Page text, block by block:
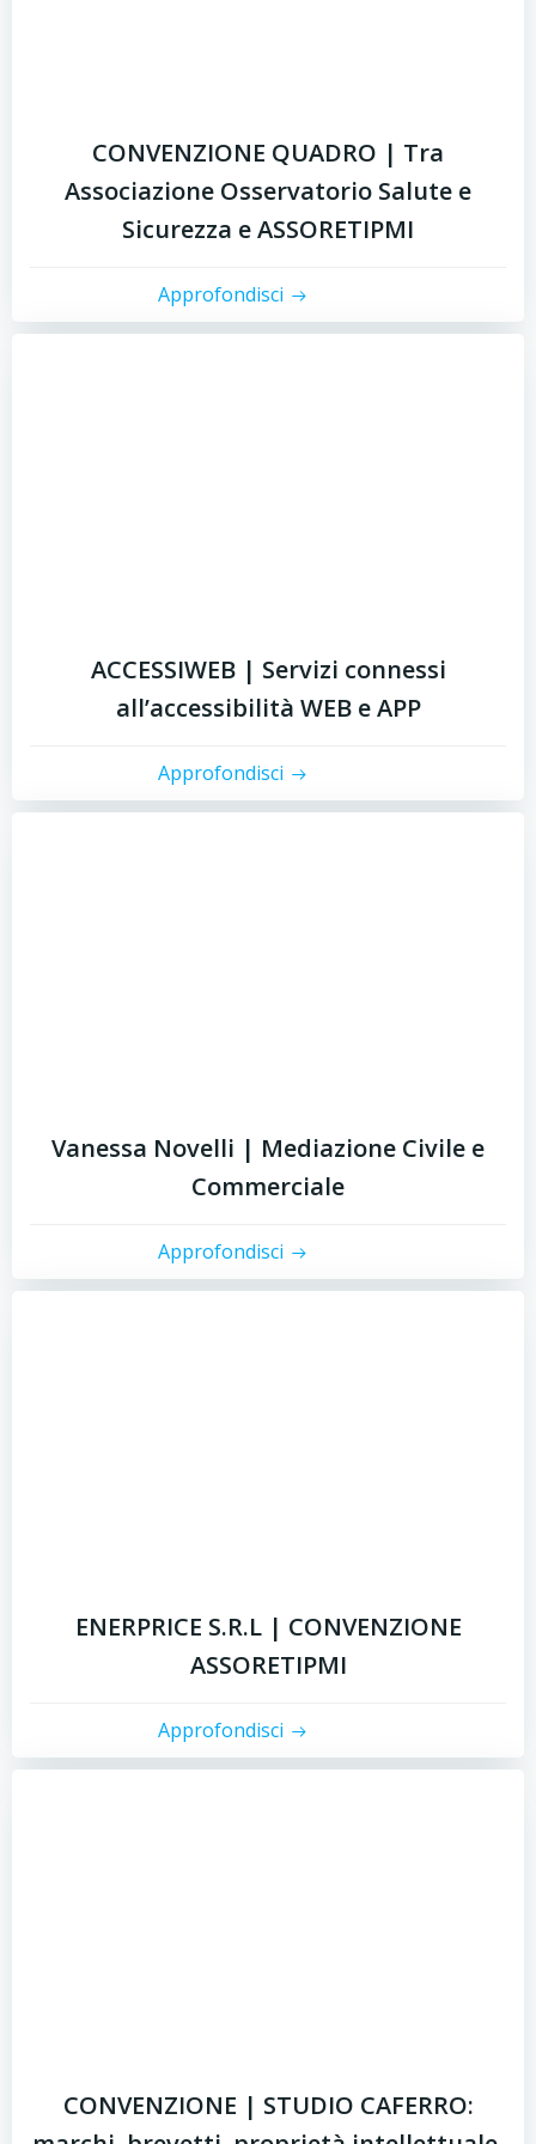
CONVENZIONE QUADRO | Tra
Associazione Osservatorio Salute e
Sicurezza e ASSORETIPMI
Approfondisci
ACCESSIWEB | Servizi connessi
all’accessibilità WEB e APP
Approfondisci
Vanessa Novelli | Mediazione Civile e
Commerciale
Approfondisci
ENERPRICE S.R.L | CONVENZIONE
ASSORETIPMI
Approfondisci
CONVENZIONE | STUDIO CAFERRO: